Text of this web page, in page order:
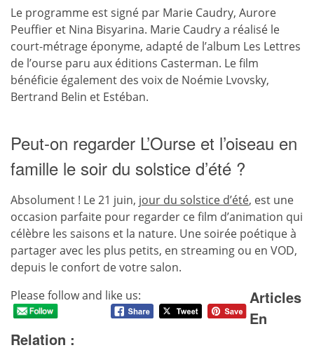
Le programme est signé par Marie Caudry, Aurore
Peuffier et Nina Bisyarina. Marie Caudry a réalisé le
court-métrage éponyme, adapté de l’album Les Lettres
de l’ourse paru aux éditions Casterman. Le film
bénéficie également des voix de Noémie Lvovsky,
Bertrand Belin et Estéban.
Peut-on regarder L’Ourse et l’oiseau en
famille le soir du solstice d’été ?
Absolument ! Le 21 juin, jour du solstice d’été, est une
occasion parfaite pour regarder ce film d’animation qui
célèbre les saisons et la nature. Une soirée poétique à
partager avec les plus petits, en streaming ou en VOD,
depuis le confort de votre salon.
Please follow and like us:
Articles
En
Relation :